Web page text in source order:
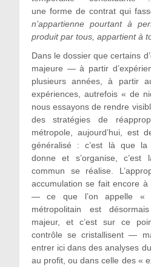
une forme de contrat qui
n’appartienne pourtant à
produit par tous, appartient à
Dans le dossier que certains
majeure — à partir
plusieurs années, à partir
expériences, autrefois « de
nous essayons de rendre
des stratégies de
métropole, aujourd’hui, est
généralisé : c’est là que la
donne et s’organise, c’est
commun se réalise.
accumulation se fait encore
— ce que l’on appelle «
métropolitain est
majeur, et c’est sur ce
contrôle se cristallisent —
entrer ici dans des analyses
au profit, ou dans celle des «